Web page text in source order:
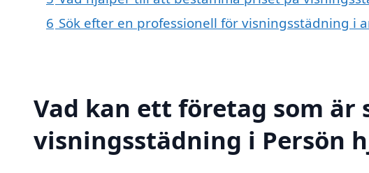
6 Sök efter en professionell för visningsstädning i
Vad kan ett företag som är
visningsstädning i Persön